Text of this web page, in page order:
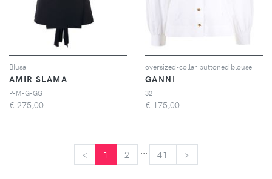
Blusa
AMIR SLAMA
P-M-G-GG
€ 275,00
oversized-collar buttoned blouse
GANNI
32
€ 175,00
< 1 2 41 >